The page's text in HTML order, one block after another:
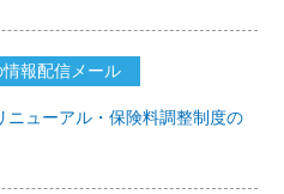
情報配信メール
ューアル・保険料調整制度の